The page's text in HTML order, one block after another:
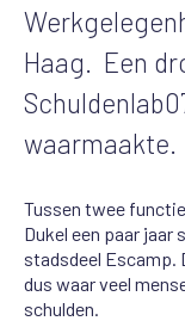
Haag. Een
waarmaakte.
Tussen twee
Dukel een paar jaar
stadsdeel Escamp.
dus waar veel
schulden.